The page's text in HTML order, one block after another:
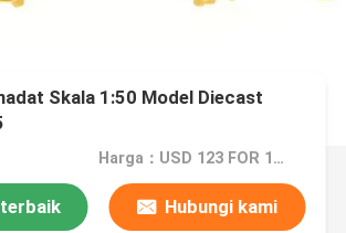
Skala 1:50 Model Diecast
Harga：USD 123 FOR 1~5 SETS, USD 115 FOR 6~10 SETS, USD 107 FOR 10 SETS ABOVE
Hubungi kami